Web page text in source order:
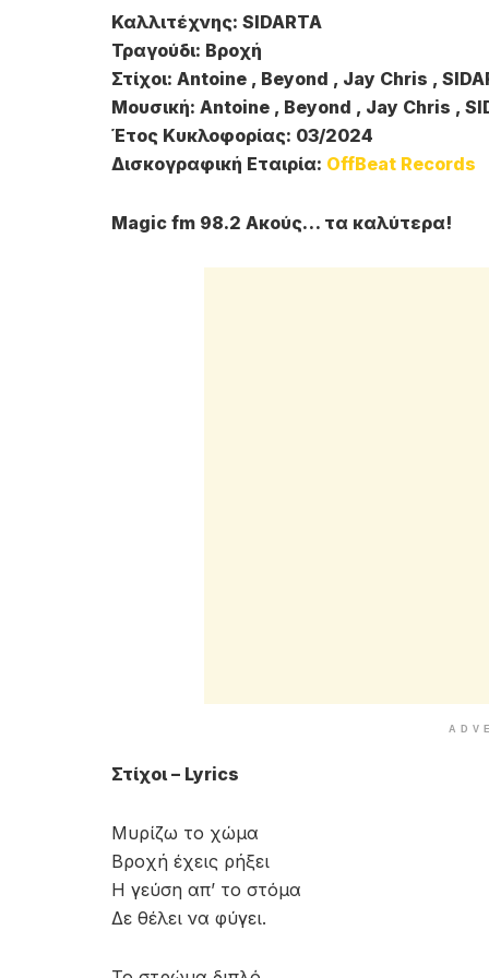
Καλλιτέχνης: SIDARTA
Τραγούδι: Βροχή
Στίχοι: Antoine , Beyond , Jay Chris ,
Μουσική: Antoine , Beyond , Jay Chris ,
Έτος Κυκλοφορίας: 03/2024
Δισκογραφική Εταιρία: OffBeat Records
Magic fm 98.2 Ακούς… τα καλύτερα!
Στίχοι – Lyrics
Μυρίζω το χώμα
Βροχή έχεις ρήξει
Η γεύση απ’ το στόμα
Δε θέλει να φύγει.